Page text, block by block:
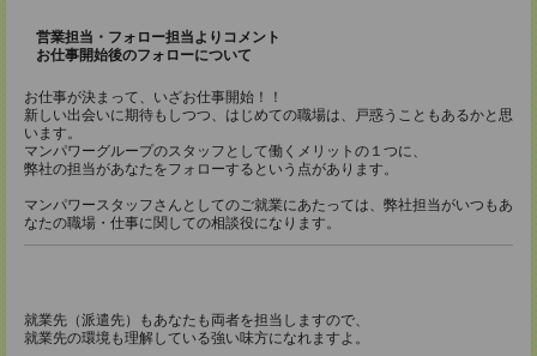
営業担当・フォロー担当よりコメント
お仕事開始後のフォローについて
お仕事が決まって、いざお仕事開始！！
新しい出会いに期待もしつつ、はじめての職場は、戸惑うこともあるかと思
います。
マンパワーグループのスタッフとして働くメリットの１つに、
弊社の担当があなたをフォローするという点があります。
マンパワースタッフさんとしてのご就業にあたっては、弊社担当がいつもあ
なたの職場・仕事に関しての相談役になります。
就業先（派遣先）もあなたも両者を担当しますので、
就業先の環境も理解している強い味方になれますよ。